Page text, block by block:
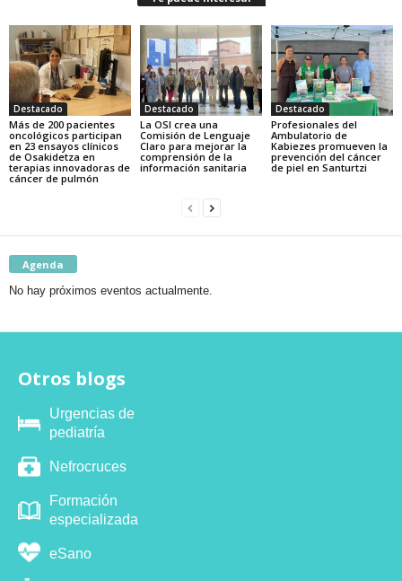
Destacado
Más de 200 pacientes
oncológicos participan
en 23 ensayos clínicos
de Osakidetza en
terapias innovadoras de
cáncer de pulmón
Destacado
La OSI crea una
Comisión de Lenguaje
Claro para mejorar la
comprensión de la
información sanitaria
Destacado
Profesionales del
Ambulatorio de
Kabiezes promueven la
prevención del cáncer
de piel en Santurtzi
Agenda
No hay próximos eventos actualmente.
Otros blogs
Urgencias de
pediatría
Nefrocruces
Formación
especializada
eSano